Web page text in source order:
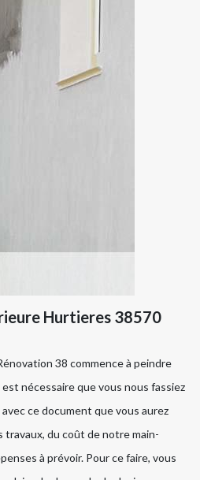
Hurtieres 38570
38 commence à peindre
nécessaire que vous nous fassiez
ce document que vous aurez
travaux, du coût de notre main-
à prévoir. Pour ce faire, vous